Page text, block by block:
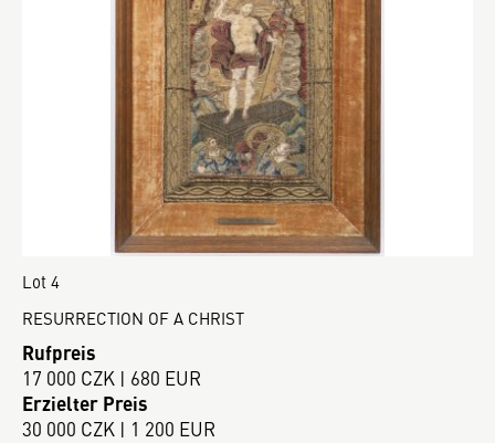
Lot 4
RESURRECTION OF A CHRIST
Rufpreis
17 000 CZK | 680 EUR
Erzielter Preis
30 000 CZK | 1 200 EUR